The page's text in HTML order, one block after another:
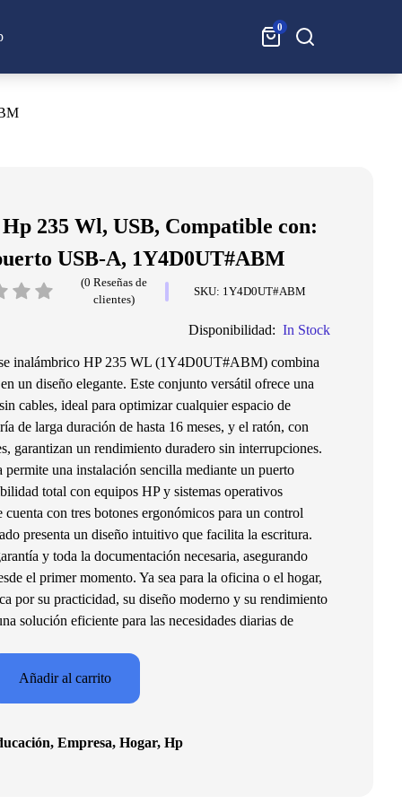
0
Buscar:
235 Wl, USB, Compatible con:
USB-A, 1Y4D0UT#ABM
(0 Reseñas de
clientes)
SKU: 1Y4D0UT#ABM
Disponibilidad: In Stock
inalámbrico HP 235 WL (1Y4D0UT#ABM) combina
un diseño elegante. Este conjunto versátil ofrece una
cables, ideal para optimizar cualquier espacio de
de larga duración de hasta 16 meses, y el ratón, con
garantizan un rendimiento duradero sin interrupciones.
una instalación sencilla mediante un puerto
total con equipos HP y sistemas operativos
con tres botones ergonómicos para un control
presenta un diseño intuitivo que facilita la escritura.
y toda la documentación necesaria, asegurando
el primer momento. Ya sea para la oficina o el hogar,
por su practicidad, su diseño moderno y su rendimiento
solución eficiente para las necesidades diarias de
Añadir al carrito
, Empresa, Hogar, Hp